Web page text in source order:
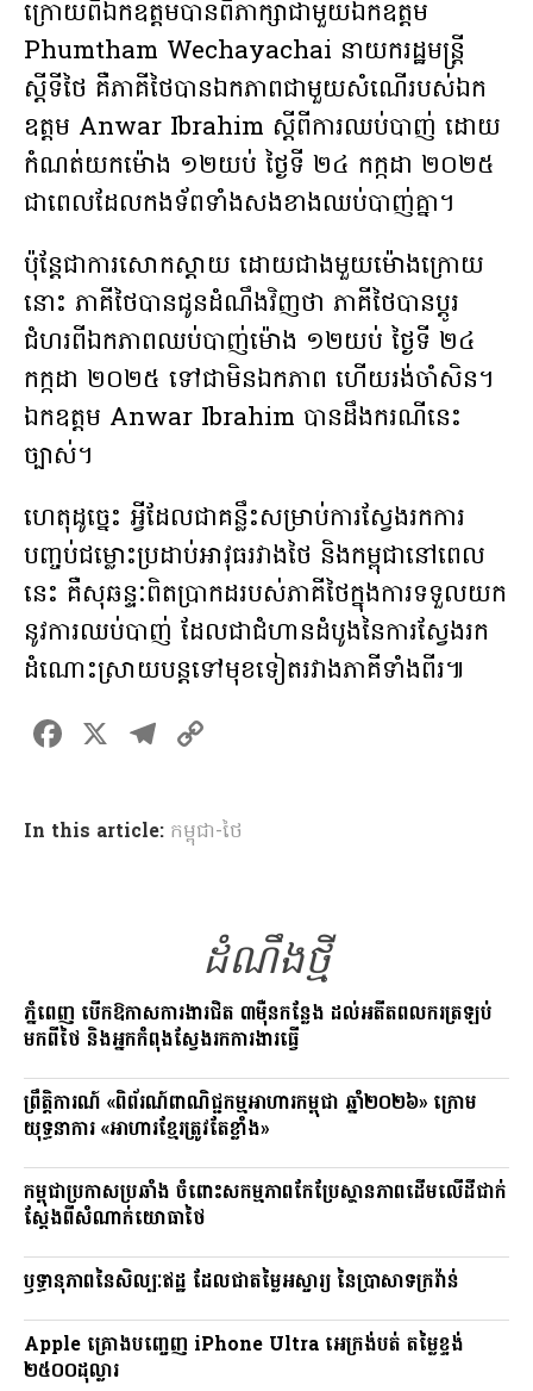
ក្រោយពីឯកឧត្តមបានពិភាក្សាជាមួយឯកឧត្តម
Phumtham Wechayachai នាយករដ្ឋមន្ត្រី
ស្តីទីថៃ គឺភាគីថៃបានឯកភាពជាមួយសំណើរបស់ឯក
ឧត្តម Anwar Ibrahim ស្តីពីការឈប់បាញ់ ដោយ
កំណត់យកម៉ោង ១២យប់ ថ្ងៃទី ២៤ កក្កដា ២០២៥
ជាពេលដែលកងទ័ពទាំងសងខាងឈប់បាញ់គ្នា។
ប៉ុន្តែជាការសោកស្តាយ ដោយជាងមួយម៉ោងក្រោយ
នោះ ភាគីថៃបានជូនដំណឹងវិញថា ភាគីថៃបានប្តូរ
ជំហរពីឯកភាពឈប់បាញ់ម៉ោង ១២យប់ ថ្ងៃទី ២៤
កក្កដា ២០២៥ ទៅជាមិនឯកភាព ហើយរង់ចាំសិន។
ឯកឧត្តម Anwar Ibrahim បានដឹងករណីនេះ
ច្បាស់។
ហេតុដូច្នេះ អ្វីដែលជាគន្លឹះសម្រាប់ការស្វែងរកការ
បញ្ចប់ជម្លោះប្រដាប់អាវុធរវាងថៃ និងកម្ពុជានៅពេល
នេះ គឺសុឆន្ទៈពិតប្រាកដរបស់ភាគីថៃក្នុងការទទួលយក
នូវការឈប់បាញ់ ដែលជាជំហានដំបូងនៃការស្វែងរក
ដំណោះស្រាយបន្តទៅមុខទៀតរវាងភាគីទាំងពីរ៕
F
ce
b
X T
gr
p
y
n
k
In this article: កម្ពុជា-ថៃ
ដំណឹងថ្មី
ភ្នំពេញ បើកឱកាសការងារជិត ៣ម៉ឺនកន្លែង ដល់អតីតពលករត្រឡប់
មកពីថៃ និងអ្នកកំពុងស្វែងរកការងារធ្វើ
ព្រឹត្តិការណ៍ «ពិព័រណ៍ពាណិជ្ជកម្មអាហារកម្ពុជា ឆ្នាំ២០២៦» ក្រោម
យុទ្ធនាការ «អាហារខ្មែរត្រូវតែខ្លាំង»
កម្ពុជាប្រកាសប្រឆាំង ចំពោះសកម្មភាពកែប្រែស្ថានភាពដើមលើដីជាក់
ស្តែងពីសំណាក់យោធាថៃ
ឫទ្ធានុភាពនៃសិល្បៈឥដ្ឋ ដែលជាតម្លៃអស្ចារ្យ នៃប្រាសាទក្រវ៉ាន់
Apple គ្រោងបញ្ចេញ iPhone Ultra អេក្រង់បត់ តម្លៃខ្ទង់
២៥០០ដុល្លារ